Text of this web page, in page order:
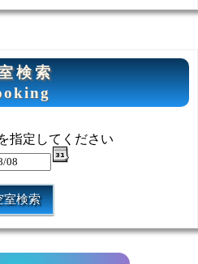
検索
指定してください